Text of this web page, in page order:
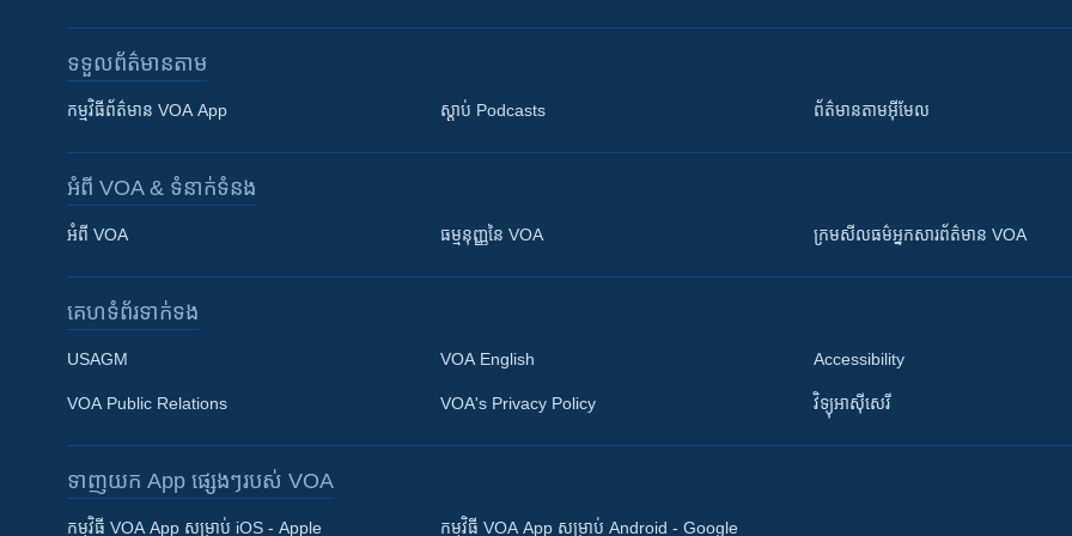
Khmer English
ទទួល​ព័ត៌មាន​តាម
កម្មវិធី​ព័ត៌មាន VOA App ស្តាប់ Podcasts ព័ត៌មាន​តាម​អ៊ីមែល
អំពី​ VOA & ទំនាក់ទំនង
អំពី​ VOA ធម្មនុញ្ញ​នៃ VOA ក្រម​​​សីលធម៌​​​អ្នក​​​សារព័ត៌មាន VOA
គេហទំព័រ​​ទាក់ទង
USAGM
VOA Public Relations
VOA English
VOA's Privacy Policy
Accessibility
វិទ្យុ​អាស៊ី​សេរី
ទាញយក​ App ផ្សេងៗ​របស់​ VOA
កម្មវិធី​ VOA App សម្រាប់ iOS - Apple កម្មវិធី​ VOA App សម្រាប់ Android - Google